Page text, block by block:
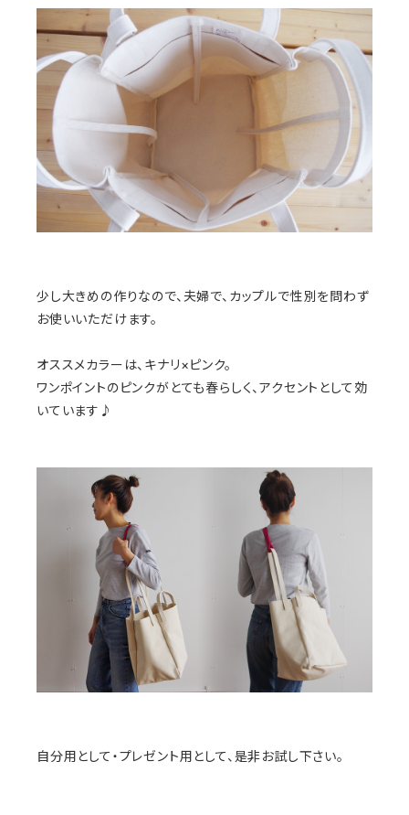
少し大きめの作りなので、夫婦で、カップルで性別を問わず
お使いいただけます。
オススメカラーは、キナリ×ピンク。
ワンポイントのピンクがとても春らしく、アクセントとして効
いています♪
自分用として・プレゼント用として、是非お試し下さい。